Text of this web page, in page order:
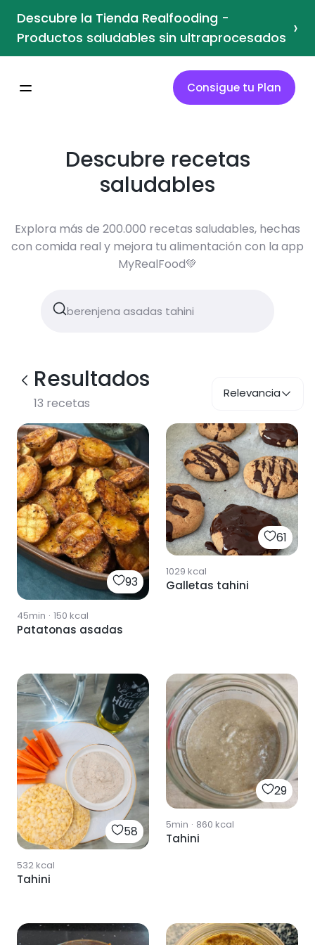
Descubre la Tienda Realfooding -
Productos saludables sin ultraprocesados ›
Consigue tu Plan
Descubre recetas
saludables
Explora más de 200.000 recetas saludables, hechas
con comida real y mejora tu alimentación con la app
MyRealFood💚
Resultados
13 recetas
Relevancia
93
45min · 150 kcal
Patatonas asadas
61
1029 kcal
Galletas tahini
58
532kcal
Tahini
29
5min · 860 kcal
Tahini